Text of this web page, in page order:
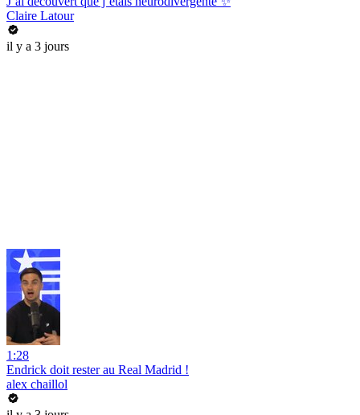
Claire Latour
il y a 3 jours
1:28
Endrick doit rester au Real Madrid !
alex chaillol